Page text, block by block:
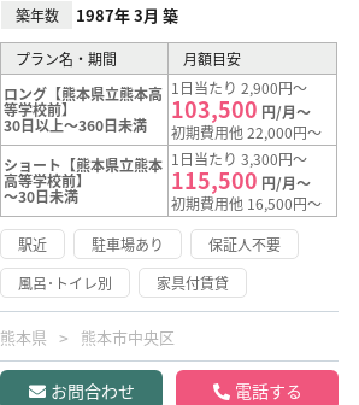
築年数 1987年 3月 築
プラン名・期間
月額目安
ロング【熊本県立熊本高
等学校前】
30日以上～360日未満
1日当たり 2,900円～
103,500 円/月～
初期費用他 22,000円～
ショート【熊本県立熊本
高等学校前】
～30日未満
1日当たり 3,300円～
115,500 円/月～
初期費用他 16,500円～
駅近
駐車場あり
保証人不要
風呂･トイレ別
家具付賃貸
熊本県 熊本市中央区
お問合わせ 電話する